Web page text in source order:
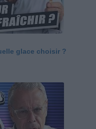
glace choisir ?